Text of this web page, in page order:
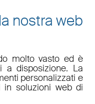
nostra web
molto vasto ed è
a disposizione. La
personalizzati e
in soluzioni web di